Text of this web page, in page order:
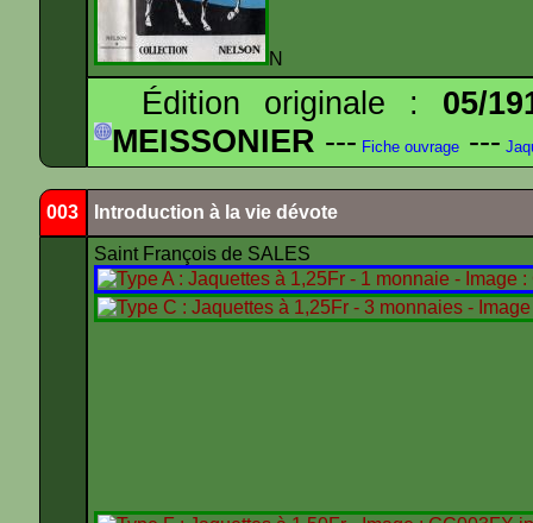
N
Édition originale : 05/
MEISSONIER --- Fiche ouvrage ---
003 Introduction à la vie dévote
Saint François de SALES